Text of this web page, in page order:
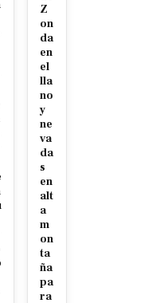
Z
on
da
en
el
lla
no
y
ne
va
da
s
en
alt
a
m
on
ta
ña
pa
ra